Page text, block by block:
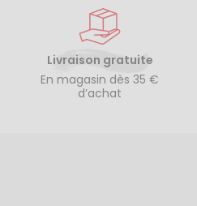
Livraison gratuite
En magasin dès 35 €
d’achat